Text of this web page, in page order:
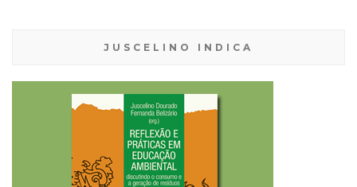
JUSCELINO INDICA